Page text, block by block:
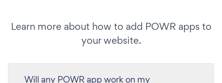
Learn more about how to add POWR apps to
your website.
Will any POWR app work on my